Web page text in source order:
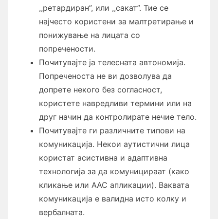
,,ретардиран”, или ,,сакат”. Тие се
најчесто користени за малтретирање и
понижување на лицата со
попречености.
Почитувајте ја телесната автономија.
Попреченоста не ви дозволува да
допрете некого без согласност,
користете навредливи термини или на
друг начин да контролирате нечие тело.
Почитувајте ги различните типови на
комуникација. Некои аутистични лица
користат асистивна и адаптивна
технологија за да комуницираат (како
кликање или ААС апликации). Ваквата
комуникација е валидна исто колку и
вербалната.